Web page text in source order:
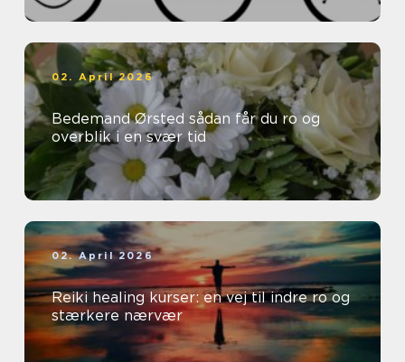
02. April 2026
Bedemand Ørsted sådan får du ro og
overblik i en svær tid
02. April 2026
Reiki healing kurser: en vej til indre ro og
stærkere nærvær